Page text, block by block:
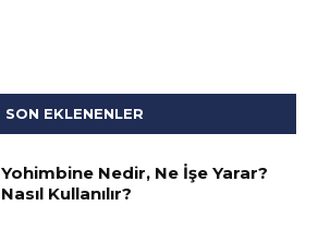
SON EKLENENLER
Yohimbine Nedir, Ne İşe Yarar?
Nasıl Kullanılır?